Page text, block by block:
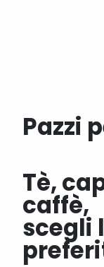
Pazzi
Tè,
caffè,
scegli